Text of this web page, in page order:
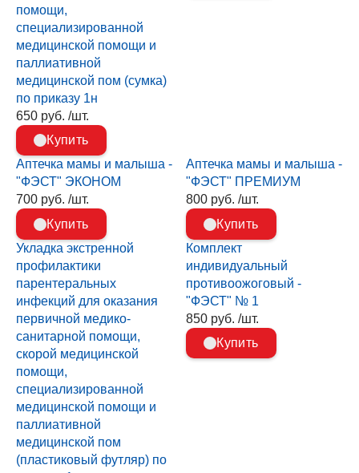
помощи,
специализированной
медицинской помощи и
паллиативной
медицинской пом (сумка)
по приказу 1н
650 руб. /шт.
Купить
Аптечка мамы и малыша -
"ФЭСТ" ЭКОНОМ
700 руб. /шт.
Купить
Аптечка мамы и малыша -
"ФЭСТ" ПРЕМИУМ
800 руб. /шт.
Купить
Укладка экстренной
профилактики
парентеральных
инфекций для оказания
первичной медико-
санитарной помощи,
скорой медицинской
помощи,
специализированной
медицинской помощи и
паллиативной
медицинской пом
(пластиковый футляр) по
Комплект
индивидуальный
противоожоговый -
"ФЭСТ" № 1
850 руб. /шт.
Купить